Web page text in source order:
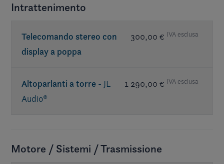
Intrattenimento
Telecomando stereo con
display a poppa
300,00 € IVA esclusa
Altoparlanti a torre - JL
Audio®
1 290,00 € IVA esclusa
Motore / Sistemi / Trasmissione